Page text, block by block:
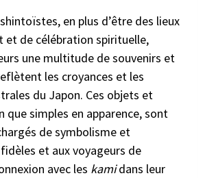
en plus d’être des lieux
et de célébration spirituelle,
une multitude de souvenirs et
les croyances et les
du Japon. Ces objets et
que simples en apparence, sont
de symbolisme et
et aux voyageurs de
avec les kamidans leur